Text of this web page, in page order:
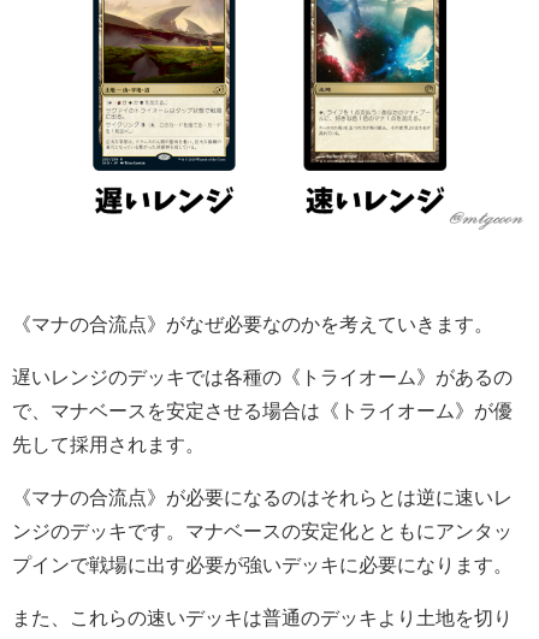
《マナの合流点》がなぜ必要なのかを考えていきます。
遅いレンジのデッキでは各種の《トライオーム》があるの
で、マナベースを安定させる場合は《トライオーム》が優
先して採用されます。
《マナの合流点》が必要になるのはそれらとは逆に速いレ
ンジのデッキです。マナベースの安定化とともにアンタッ
プインで戦場に出す必要が強いデッキに必要になります。
また、これらの速いデッキは普通のデッキより土地を切り